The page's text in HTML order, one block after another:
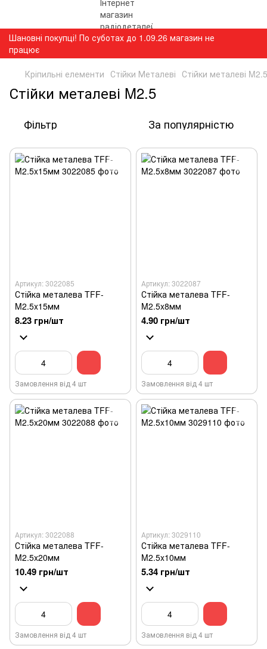
Шановні покупці! По суботах до 1.09.26 магазин не
працює
Кріпильні елементи Стійки Металеві Стійки металеві M2.5
Стійки металеві M2.5
Фільтр За популярністю
Артикул: 3022085
Стійка металева TFF-
M2.5x15мм
8.23 грн/шт
Замовлення від 4 шт
Артикул: 3022087
Стійка металева TFF-
M2.5x8мм
4.90 грн/шт
Замовлення від 4 шт
Артикул: 3022088
Стійка металева TFF-
M2.5x20мм
10.49 грн/шт
Замовлення від 4 шт
Артикул: 3029110
Стійка металева TFF-
M2.5x10мм
5.34 грн/шт
Замовлення від 4 шт